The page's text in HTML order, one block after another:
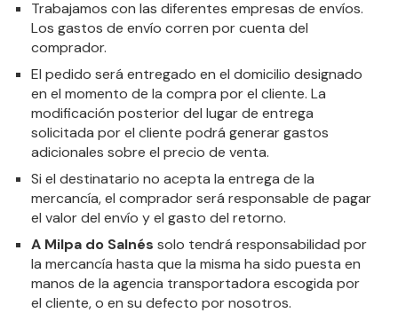
Trabajamos con las diferentes empresas de envíos.
Los gastos de envío corren por cuenta del
comprador.
El pedido será entregado en el domicilio designado
en el momento de la compra por el cliente. La
modificación posterior del lugar de entrega
solicitada por el cliente podrá generar gastos
adicionales sobre el precio de venta.
Si el destinatario no acepta la entrega de la
mercancía, el comprador será responsable de pagar
el valor del envío y el gasto del retorno.
A Milpa do Salnés solo tendrá responsabilidad por
la mercancía hasta que la misma ha sido puesta en
manos de la agencia transportadora escogida por
el cliente, o en su defecto por nosotros.